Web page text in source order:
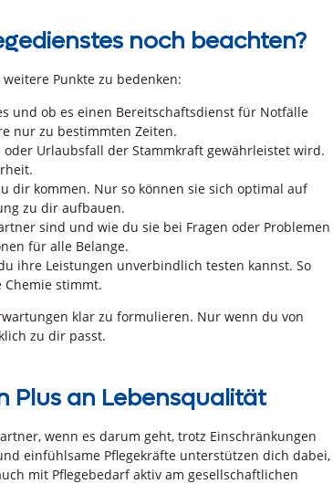
noch beachten?
Punkte zu bedenken:
und ob es einen Bereitschaftsdienst für Notfälle
nur zu bestimmten Zeiten.
Urlaubsfall der Stammkraft gewährleistet wird.
dir kommen. Nur so können sie sich optimal auf
zu dir aufbauen.
sind und wie du sie bei Fragen oder Problemen
für alle Belange.
ihre Leistungen unverbindlich testen kannst. So
stimmt.
klar zu formulieren. Nur wenn du von
zu dir passt.
Plus an Lebensqualität
wenn es darum geht, trotz Einschränkungen
einfühlsame Pflegekräfte unterstützen dich dabei,
mit Pflegebedarf aktiv am gesellschaftlichen